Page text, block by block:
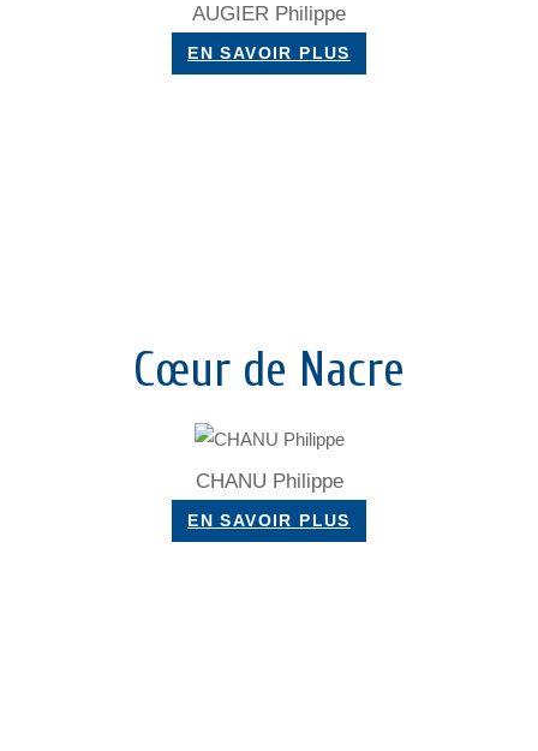
AUGIER Philippe
EN SAVOIR PLUS
Cœur de Nacre
CHANU Philippe
EN SAVOIR PLUS